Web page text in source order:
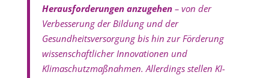
Herausforderungen anzugehen– von der
Verbesserung der Bildung und der
Gesundheitsversorgung bis hin zur Förderung
wissenschaftlicher Innovationen und
Klimaschutzmaßnahmen. Allerdings stellen KI-